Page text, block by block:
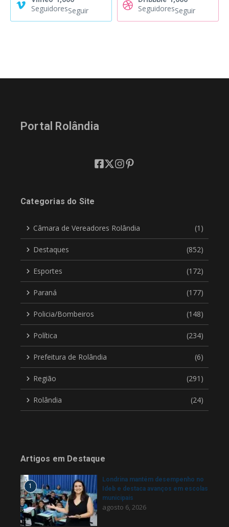
SeguidoresSeguir SeguidoresSeguir
Portal Rolândia
Categorias do Site
Câmara de Vereadores Rolândia (1)
Destaques (852)
Esportes (172)
Paraná (177)
Policia/Bombeiros (148)
Política (234)
Prefeitura de Rolândia (6)
Região (291)
Rolândia (24)
Artigos em Destaque
1
Londrina mantém desempenho no
Ideb e destaca avanços em escolas
municipais
agosto 6, 2026